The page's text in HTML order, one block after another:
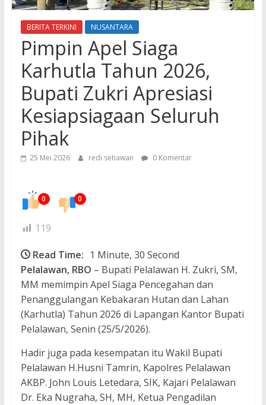
BERITA TERKINI NUSANTARA
Pimpin Apel Siaga
Karhutla Tahun 2026,
Bupati Zukri Apresiasi
Kesiapsiagaan Seluruh
Pihak
25 Mei 2026 redi setiawan 0 Komentar
0 0
119
Read Time: 1 Minute, 30 Second
Pelalawan, RBO – Bupati Pelalawan H. Zukri, SM,
MM memimpin Apel Siaga Pencegahan dan
Penanggulangan Kebakaran Hutan dan Lahan
(Karhutla) Tahun 2026 di Lapangan Kantor Bupati
Pelalawan, Senin (25/5/2026).
Hadir juga pada kesempatan itu Wakil Bupati
Pelalawan H.Husni Tamrin, Kapolres Pelalawan
AKBP. John Louis Letedara, SIK, Kajari Pelalawan
Dr. Eka Nugraha, SH, MH, Ketua Pengadilan